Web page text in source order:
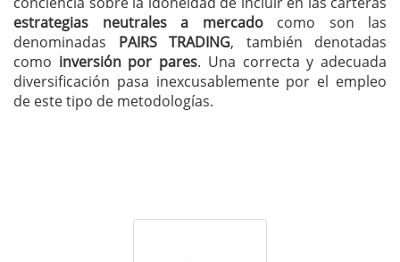
estrategias neutrales a mercadocomo son las
denominadas PAIRS TRADING, también denotadas
como inversión por pares. Una correcta y adecuada
diversificación pasa inexcusablemente por el empleo
de este tipo de metodologías.